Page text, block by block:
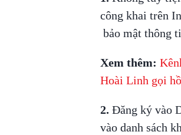
công khai trên
bảo mật thông
Xem thêm:
Hoài Linh gọi
2. Đăng ký vào
vào danh sách